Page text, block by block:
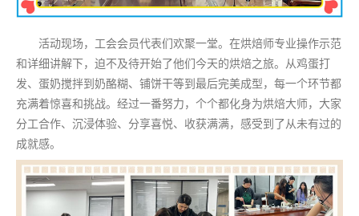
活动现场，工会会员代表们欢聚一堂。在烘焙师专业操作示范
和详细讲解下，迫不及待开始了他们今天的烘焙之旅。从鸡蛋打
发、蛋奶搅拌到奶酪糊、铺饼干等到最后完美成型，每一个环节都
充满着惊喜和挑战。经过一番努力，个个都化身为烘焙大师，大家
分工合作、沉浸体验、分享喜悦、收获满满，感受到了从未有过的
成就感。